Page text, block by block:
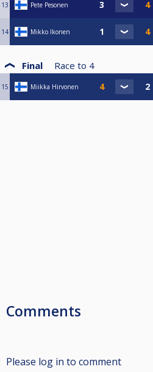
13 Pete Pesonen
14 Mikko Ikonen
Final Race to 4
15 Miikka Hirvonen
Comments
Please log in to comment